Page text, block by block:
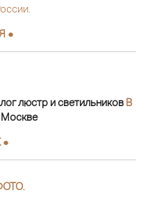
●
люстр и светильников В
Москве
●